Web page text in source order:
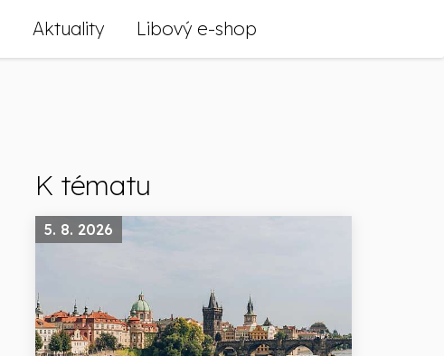
Aktuality Libový e-shop
K tématu
5. 8. 2026